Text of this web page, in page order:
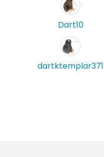
Dart10
dartktemplar371